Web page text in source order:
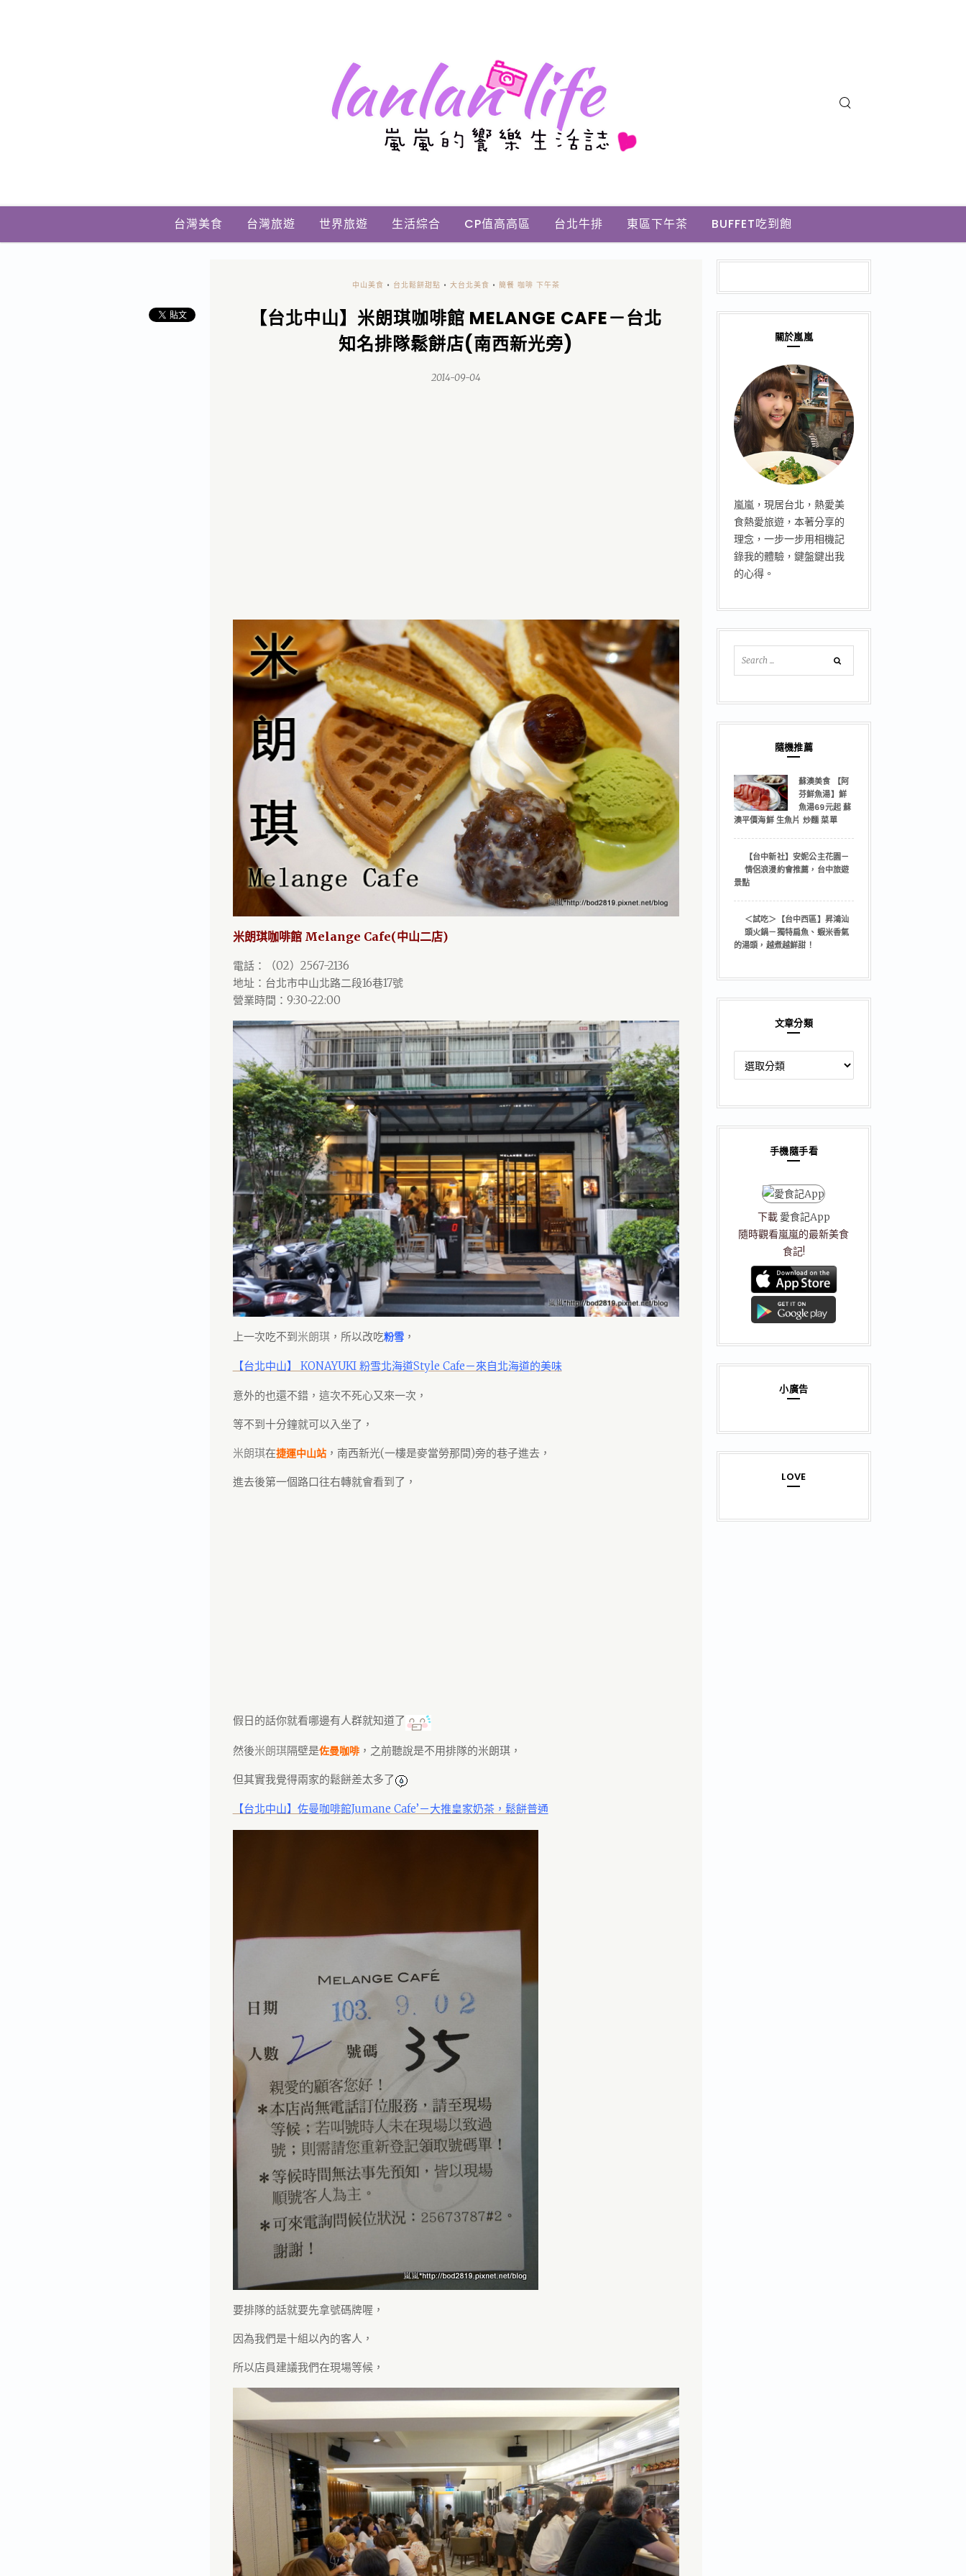
台灣美食 台灣旅遊 世界旅遊 生活綜合 CP值高高區 台北牛排 東區下午茶 BUFFET吃到飽
中山美食 • 台北鬆餅甜點 • 大台北美食 • 簡餐 咖啡 下午茶
【台北中山】米朗琪咖啡館 MELANGE CAFE－台北
知名排隊鬆餅店(南西新光旁)
2014-09-04
米朗琪咖啡館Melange Cafe(中山二店)
電話：（02）2567-2136
地址：台北市中山北路二段16巷17號
營業時間：9:30~22:00
上一次吃不到 米朗琪，所以改吃粉雪，
【台北中山】 KONAYUKI 粉雪北海道Style Cafe－來自北海道的美味
意外的也還不錯，這次不死心又來一次，
等不到十分鐘就可以入坐了，
米朗琪在捷運中山站，南西新光(一樓是麥當勞那間)旁的巷子進去，
進去後第一個路口往右轉就會看到了，
假日的話你就看哪邊有人群就知道了
然後米朗琪隔壁是佐曼咖啡，之前聽說是不用排隊的米朗琪，
但其實我覺得兩家的鬆餅差太多了
【台北中山】佐曼咖啡館Jumane Cafe’－大推皇家奶茶，鬆餅普通
要排隊的話就要先拿號碼牌喔，
因為我們是十組以內的客人，
所以店員建議我們在現場等候，
關於嵐嵐
嵐嵐，現居台北，熱愛美
食熱愛旅遊，本著分享的
理念，一步一步用相機記
錄我的體驗，鍵盤鍵出我
的心得。
隨機推薦
蘇澳美食 【阿
芬鮮魚湯】鮮
魚湯69元起 蘇
澳平價海鮮 生魚片 炒麵 菜單
【台中新社】安妮公主花園－
情侶浪漫約會推薦，台中旅遊
景點
＜試吃＞【台中西區】昇鴻汕
頭火鍋－獨特扁魚、蝦米香氣
的湯頭，越煮越鮮甜！
文章分類
章
類
手機隨手看
下載 愛食記App
隨時觀看嵐嵐的最新美食
食記!
小廣告
LOVE